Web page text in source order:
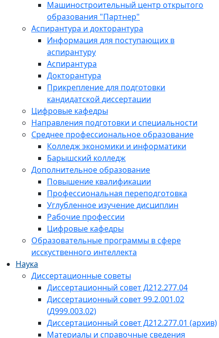
Машиностроительный центр открытого
образования "Партнер"
Аспирантура и докторантура
Информация для поступающих в
аспирантуру
Аспирантура
Докторантура
Прикрепление для подготовки
кандидатской диссертации
Цифровые кафедры
Направления подготовки и специальности
Среднее профессиональное образование
Колледж экономики и информатики
Барышский колледж
Дополнительное образование
Повышение квалификации
Профессиональная переподготовка
Углубленное изучение дисциплин
Рабочие профессии
Цифровые кафедры
Образовательные программы в сфере
исскуственного интеллекта
Наука
Диссертационные советы
Диссертационный совет Д212.277.04
Диссертационный совет 99.2.001.02
(Д999.003.02)
Диссертационный совет Д212.277.01 (архив)
Материалы и справочные сведения